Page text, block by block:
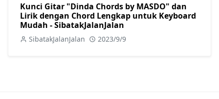
Kunci Gitar "Dinda Chords by MASDO" dan
Lirik dengan Chord Lengkap untuk Keyboard
Mudah - SibatakJalanJalan
SibatakJalanJalan 2023/9/9